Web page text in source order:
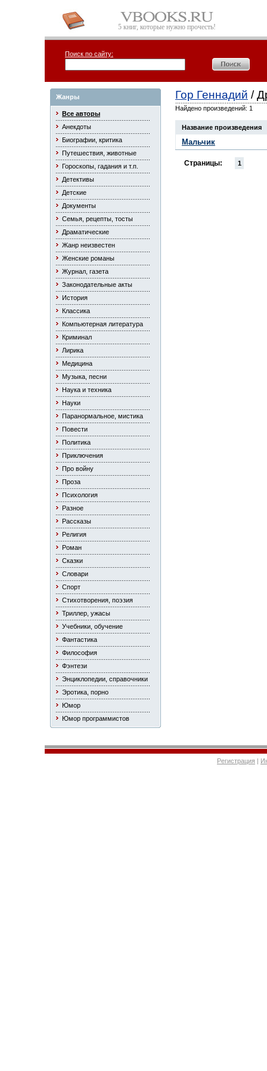
5 книг, которые нужно прочесть!
Поиск по сайту:
Жанры
Все авторы
Анекдоты
Биографии, критика
Путешествия, животные
Гороскопы, гадания и т.п.
Детективы
Детские
Документы
Семья, рецепты, тосты
Драматические
Жанр неизвестен
Женские романы
Журнал, газета
Законодательные акты
История
Классика
Компьютерная литература
Криминал
Лирика
Медицина
Музыка, песни
Наука и техника
Науки
Паранормальное, мистика
Повести
Политика
Приключения
Про войну
Проза
Психология
Разное
Рассказы
Религия
Роман
Сказки
Словари
Спорт
Стихотворения, поэзия
Триллер, ужасы
Учебники, обучение
Фантастика
Философия
Фэнтези
Энциклопедии, справочники
Эротика, порно
Юмор
Юмор программистов
Гор Геннадий /
Найдено произведений: 1
Название произведения
Мальчик
Страницы: 1
Регистрация |